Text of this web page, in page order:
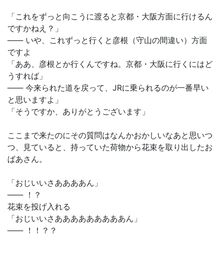
「これをずっと向こうに渡ると京都・大阪方面に行けるん
ですかねえ？」
―― いや、これずっと行くと彦根（守山の間違い）方面
ですよ
「ああ、彦根とか行くんですね。京都・大阪に行くにはど
うすれば」
―― 今来られた道を戻って、JRに乗られるのが一番早い
と思いますよ」
「そうですか、ありがとうございます」
ここまで来たのにその質問はなんかおかしいなあと思いつ
つ、見ていると、持っていた荷物から花束を取り出したお
ばあさん。
「おじいいさああああん」
―― ！？
花束を投げ入れる
「おじいいさあああああああああん」
―― ！！？？